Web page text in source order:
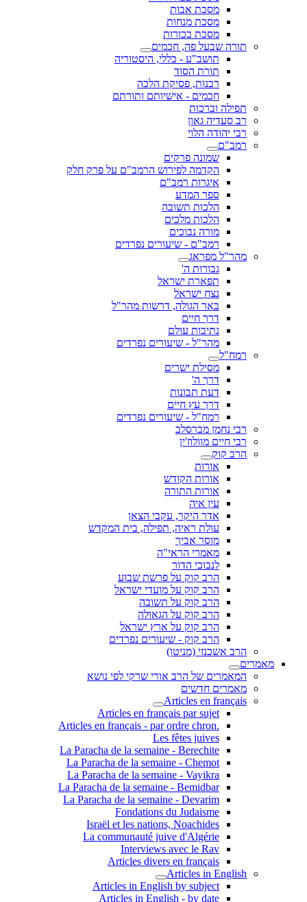
מסכת אבות
מסכת מנחות
מסכת בכורות
תורה שבעל פה, חכמים
תושב"ע - כללי, היסטוריה
תורת הסוד
רבנות, פסיקת הלכה
חכמים - אישיותם ותורתם
תפילה וברכות
רב סעדיה גאון
רבי יהודה הלוי
רמב"ם
שמונה פרקים
הקדמה לפירוש הרמב"ם על פרק חלק
איגרות רמב"ם
ספר המדע
הלכות תשובה
הלכות מלכים
מורה נבוכים
רמב"ם - שיעורים נפרדים
מהר"ל מפראג
גבורות ה'
תפארת ישראל
נצח ישראל
באר הגולה, דרשות מהר"ל
דרך חיים
נתיבות עולם
מהר"ל - שיעורים נפרדים
רמח"ל
מסילת ישרים
דרך ה'
דעת תבונות
דרך עץ חיים
רמח"ל - שיעורים נפרדים
רבי נחמן מברסלב
רבי חיים מוולוז'ין
הרב קוק
אורות
אורות הקודש
אורות התורה
עין איה
אדר היקר, עקבי הצאן
עולת ראיה, תפילה, בית המקדש
מוסר אביך
מאמרי הראי"ה
לנבוכי הדור
הרב קוק על פרשת שבוע
הרב קוק על מועדי ישראל
הרב קוק על תשובה
הרב קוק על הגאולה
הרב קוק על ארץ ישראל
הרב קוק - שיעורים נפרדים
הרב אשכנזי (מניטו)
מאמרים
המאמרים של הרב אורי שרקי לפי נושא
מאמרים חדשים
Articles en français
Articles en français par sujet
.Articles en français - par ordre chron
Les fêtes juives
La Paracha de la semaine - Berechite
La Paracha de la semaine - Chemot
La Paracha de la semaine - Vayikra
La Paracha de la semaine - Bemidbar
La Paracha de la semaine - Devarim
Fondations du Judaisme
Israël et les nations, Noachides
La communauté juive d'Algérie
Interviews avec le Rav
Articles divers en français
Articles in English
Articles in English by subject
Articles in English - by date